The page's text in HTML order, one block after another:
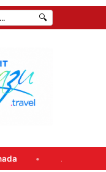
🔍
un control en la